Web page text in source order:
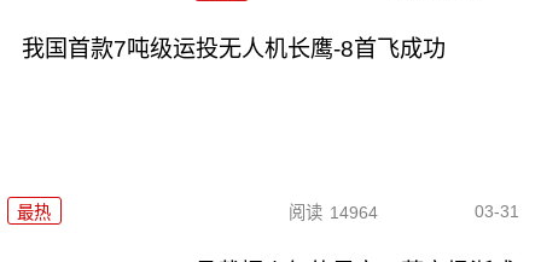
我国首款7吨级运投无人机长鹰-8首飞成功
最热 阅读 14964 03-31